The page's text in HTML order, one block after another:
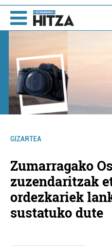
GIZARTEA
Zumarragako
zuzendaritzak
ordezkariek
sustatuko dute